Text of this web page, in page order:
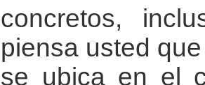
concretos,
piensa usted
se ubica en el